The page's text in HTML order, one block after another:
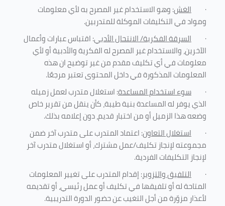
· الغش: وهو الاستخدام غير المصرح به لأي معلومات
ومواد في التكليفاتالموكلة للمتدربين.
· السرقة الفكرية/ الانتحال الأدبي: اقتباس عبارات وأعمال
الآخرين، والاستخدام غير المصرح له الفكرية والأدبية أو لأي
معلومات في أي تكليف مقدم من غير توضيح ان هذه
المعلومات المذكورة في داخل المحتوى تعتبر مرجعًا.
· سوء استخدام المساعدة: استغلال متدرب لعمل زميله
الذي يوفر له المساعدة بنية طيبة، كأن ينقل من تقرير خاص
وضعه هذا الزميل أو من اختبار قديم، دون إعلامه بذلك.
· استغلال التعاون: اعتماد المتدرب على متدرب آخر ضمن
مجموعته لإنجاز تكليف/عمل مشترك، أو استغلال متدرب آخر
لإنجاز التكليفات الفردية.
· التلفيق والتزوير: إقدام المتدرب على تغيير المعلومات
المتاحة له أو تلفيقها في تكليف أو عمل رئيسي، أو تقديمه
لأعذار مزوّرة من أجل التغيب عن حضور الدورة التدريبية.